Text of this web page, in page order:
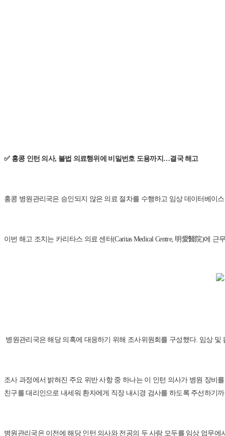
✅ 홍콩 인턴 의사, 불법 의료행위에 비밀번호 도용까지…결국 해고
홍콩 병원관리국은 승인되지 않은 의료 절차를 수행하고 임상 데이터베이
이번 해고 조치는 카리타스 의료 센터(Caritas Medical Centre, 明愛醫院)에
병원관리국은 해당 의혹에 대응하기 위해 조사위원회를 구성했다. 임상
조사 과정에서 밝혀진 주요 위반 사항 중 하나는 이 인턴 의사가 병원 장비
친구를 대리인으로 내세워 환자에게 직장 내시경 검사를 하도록 주선하기
병원관리국은 이전에 해당 인턴 의사와 전공의 두 사람 모두를 임상 업무